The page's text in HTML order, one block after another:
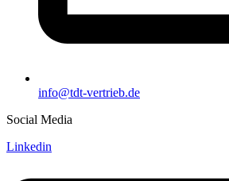
info@tdt-vertrieb.de
Social Media
Linkedin